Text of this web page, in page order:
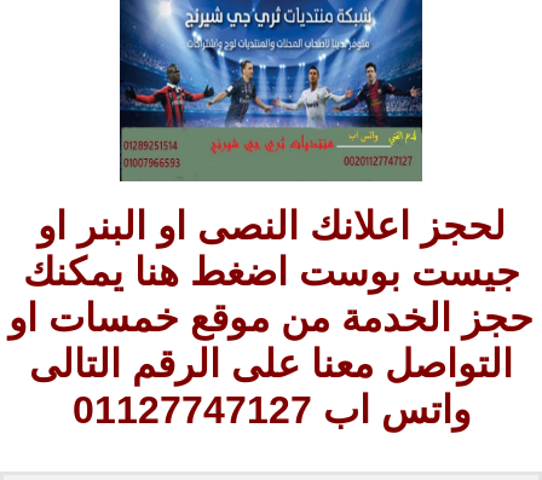
لحجز اعلانك النصى او البنر او
جيست بوست اضغط هنا يمكنك
حجز الخدمة من موقع خمسات او
التواصل معنا على الرقم التالى
واتس اب 01127747127